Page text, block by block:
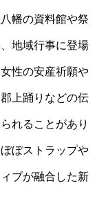
幡の資料館や祭
地域行事に登場
性の安産祈願や
上踊りなどの伝
れることがあり
ぼストラップや
ブが融合した新